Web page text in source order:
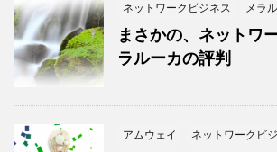
ネットワークビジネス メラ
まさかの、ネットワ
ラルーカの評判
アムウェイ ネットワークビ